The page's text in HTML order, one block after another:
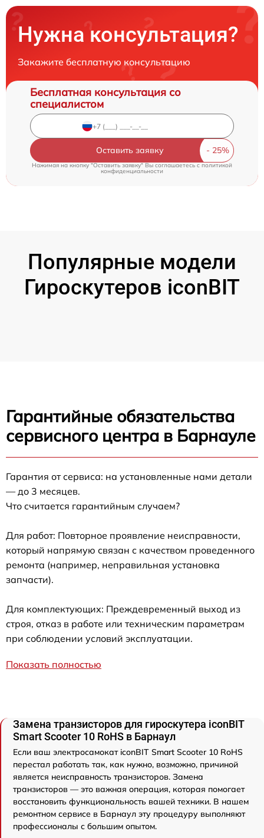
Нужна консультация?
Закажите бесплатную консультацию
Бесплатная консультация со
специалистом
Оставить заявку
Нажимая на кнопку "Оставить заявку" Вы соглашаетесь c политикой
конфиденциальности
Популярные модели
Гироскутеров iconBIT
Гарантийные обязательства
сервисного центра в Барнауле
Гарантия от сервиса: на установленные нами детали
— до 3 месяцев.
Что считается гарантийным случаем?
Для работ: Повторное проявление неисправности,
который напрямую связан с качеством проведенного
ремонта (например, неправильная установка
запчасти).
Для комплектующих: Преждевременный выход из
строя, отказ в работе или техническим параметрам
при соблюдении условий эксплуатации.
Показать полностью
Замена транзисторов для гироскутера iconBIT
Smart Scooter 10 RoHS в Барнаул
Если ваш электросамокат iconBIT Smart Scooter 10 RoHS
перестал работать так, как нужно, возможно, причиной
является неисправность транзисторов. Замена
транзисторов — это важная операция, которая помогает
восстановить функциональность вашей техники. В нашем
ремонтном сервисе в Барнаул эту процедуру выполняют
профессионалы с большим опытом.